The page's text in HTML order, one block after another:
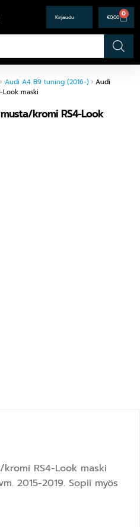
€0,00 0
Audi A4 B9 tuning (2016-)
Audi
Look maski
kromi RS4-Look
RS4-Look maski
2015-2019. Sopii myös